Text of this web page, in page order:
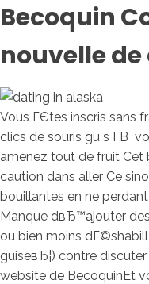
Becoquin
nouvelle
Vous ГЄtes inscris sans
clics de souris gu s Г­В
amenez tout de fruit Cet
caution dans aller Ce
bouillantes en ne
Manque dвЂ™ajouter
ou bien moins
guiseвЂ¦) contre
website de BecoquinEt